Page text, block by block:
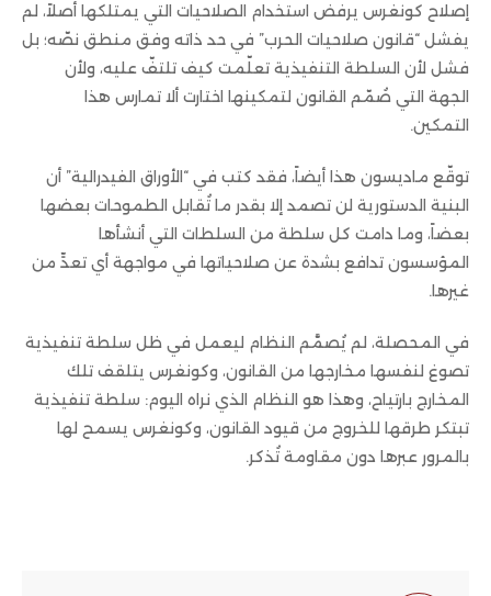
إصلاح كونغرس يرفض استخدام الصلاحيات التي يمتلكها أصلاً، لم
يفشل “قانون صلاحيات الحرب” في حد ذاته وفق منطق نصّه؛ بل
فشل لأن السلطة التنفيذية تعلّمت كيف تلتفّ عليه، ولأن
الجهة التي صُمّم القانون لتمكينها اختارت ألا تمارس هذا
التمكين.
توقّع ماديسون هذا أيضاً، فقد كتب في “الأوراق الفيدرالية” أن
البنية الدستورية لن تصمد إلا بقدر ما تُقابل الطموحات بعضها
بعضاً، وما دامت كل سلطة من السلطات التي أنشأها
المؤسسون تدافع بشدة عن صلاحياتها في مواجهة أي تعدٍّ من
غيرها.
في المحصلة، لم يُصمَّم النظام ليعمل في ظل سلطة تنفيذية
تصوغ لنفسها مخارجها من القانون، وكونغرس يتلقف تلك
المخارج بارتياح، وهذا هو النظام الذي نراه اليوم: سلطة تنفيذية
تبتكر طرقها للخروج من قيود القانون، وكونغرس يسمح لها
بالمرور عبرها دون مقاومة تُذكر.